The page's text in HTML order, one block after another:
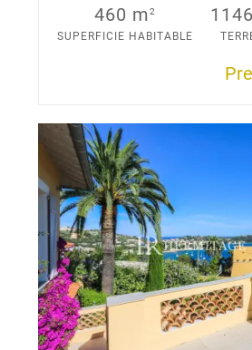
460 m2
SUPERFICIE HABITABLE